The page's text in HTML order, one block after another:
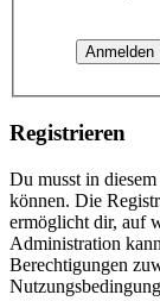
Registrieren
Du musst in
können. Die
ermöglicht dir, auf
Administration
Berechtigungen